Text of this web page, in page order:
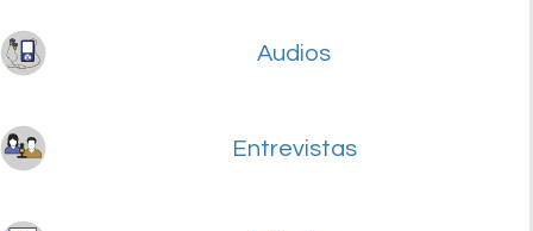
Audios
Entrevistas